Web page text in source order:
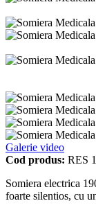
Galerie video
Cod produs: RES
Somiera electrica
foarte silentios, cu